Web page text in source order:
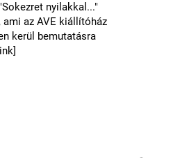
nyilakkal..."
ami az AVE kiállítóház
kerül bemutatásra